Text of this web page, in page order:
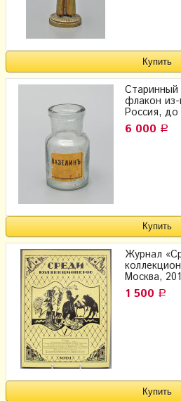
Старинный
флакон из-
Россия, до
6 000 Р
Журнал
Москва,
1 500 Р